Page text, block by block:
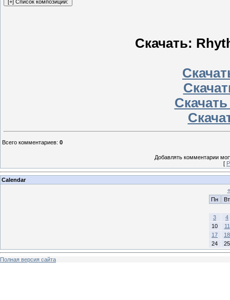
Скачать:
Всего комментариев: 0
Добавлять комментарии
[
Calendar
«
Пн
Вт
3
4
10
11
17
18
24
25
Полная версия сайта